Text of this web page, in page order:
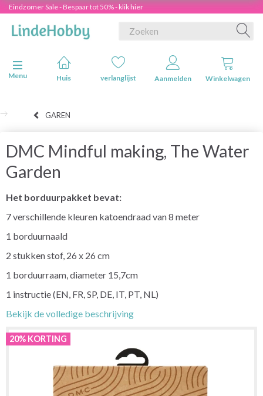
Eindzomer Sale - Bespaar tot 50% - klik hier
Navigatie in-/uitschakelen
Menu
Huis verlanglijst Aanmelden Winkelwagen
GAREN
DMC Mindful making, The Water
Garden
Het borduurpakket bevat:
7 verschillende kleuren katoendraad van 8 meter
1 borduurnaald
2 stukken stof, 26 x 26 cm
1 borduurraam, diameter 15,7cm
1 instructie (EN, FR, SP, DE, IT, PT, NL)
Bekijk de volledige beschrijving
20% KORTING